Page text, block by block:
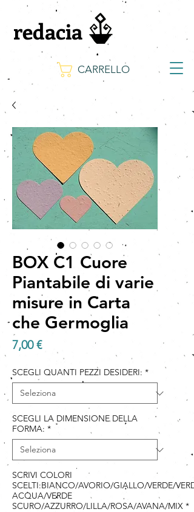
CARRELLO
redacia
BOX C1 Cuore
Piantabile di varie
misure in Carta
che Germoglia
7,00 €Prezzo
SCEGLI QUANTI PEZZI DESIDERI: *
SCEGLI LA DIMENSIONE DELLA
FORMA: *
SCRIVI COLORI
SCELTI:BIANCO/AVORIO/GIALLO/VERDE/
ACQUA/VERDE
SCURO/AZZURRO/LILLA/ROSA/AVANA/MIX *